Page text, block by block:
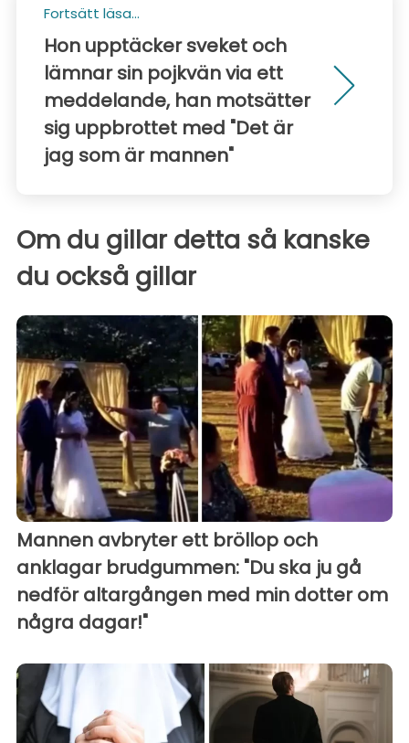
Fortsätt läsa...
Hon upptäcker sveket och
lämnar sin pojkvän via ett
meddelande, han motsätter
sig uppbrottet med "Det är
jag som är mannen"
Om du gillar detta så kanske
du också gillar
Mannen avbryter ett bröllop och
anklagar brudgummen: "Du ska ju gå
nedför altargången med min dotter om
några dagar!"